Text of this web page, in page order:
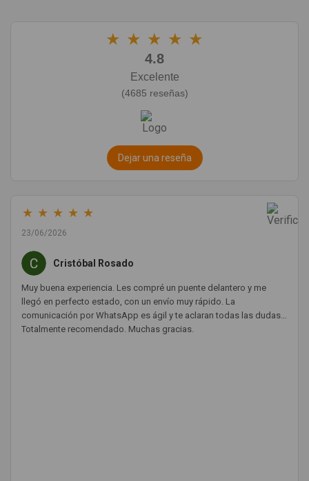
★ ★ ★ ★ ★
4.8
Excelente
(4685 reseñas)
Dejar una reseña
★ ★ ★ ★ ★
23/06/2026
Cristóbal Rosado
Muy buena experiencia. Les compré un puente delantero y me
llegó en perfecto estado, con un envío muy rápido. La
comunicación por WhatsApp es ágil y te aclaran todas las dudas.
Totalmente recomendado. Muchas gracias.